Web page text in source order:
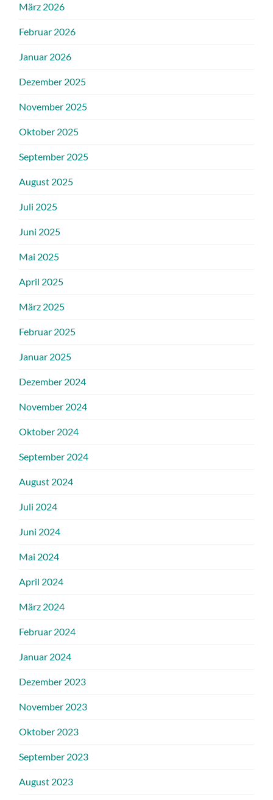
März 2026
Februar 2026
Januar 2026
Dezember 2025
November 2025
Oktober 2025
September 2025
August 2025
Juli 2025
Juni 2025
Mai 2025
April 2025
März 2025
Februar 2025
Januar 2025
Dezember 2024
November 2024
Oktober 2024
September 2024
August 2024
Juli 2024
Juni 2024
Mai 2024
April 2024
März 2024
Februar 2024
Januar 2024
Dezember 2023
November 2023
Oktober 2023
September 2023
August 2023